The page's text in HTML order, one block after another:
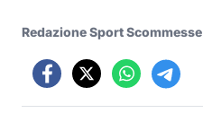
Redazione Sport Scommesse